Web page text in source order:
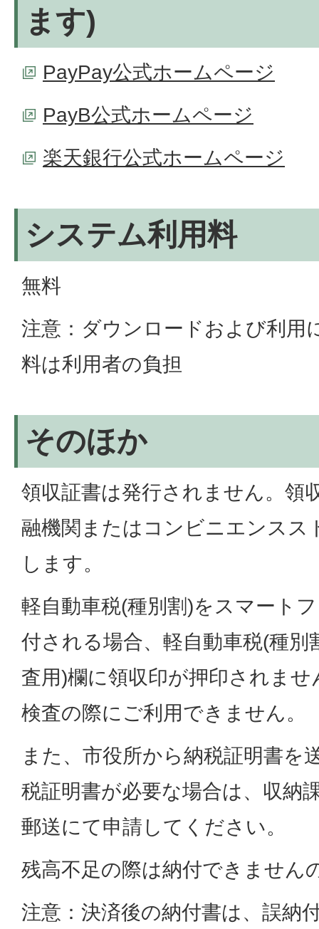
ます)
PayPay公式ホームページ
PayB公式ホームページ
楽天銀行公式ホームページ
システム利用料
無料
注意：ダウンロードおよび利用
料は利用者の負担
そのほか
領収証書は発行されません。領
融機関またはコンビニエンスス
します。
軽自動車税(種別割)をスマート
付される場合、軽自動車税(種別
査用)欄に領収印が押印されま
検査の際にご利用できません。
また、市役所から納税証明書を
税証明書が必要な場合は、収納
郵送にて申請してください。
残高不足の際は納付できません
注意：決済後の納付書は、誤納